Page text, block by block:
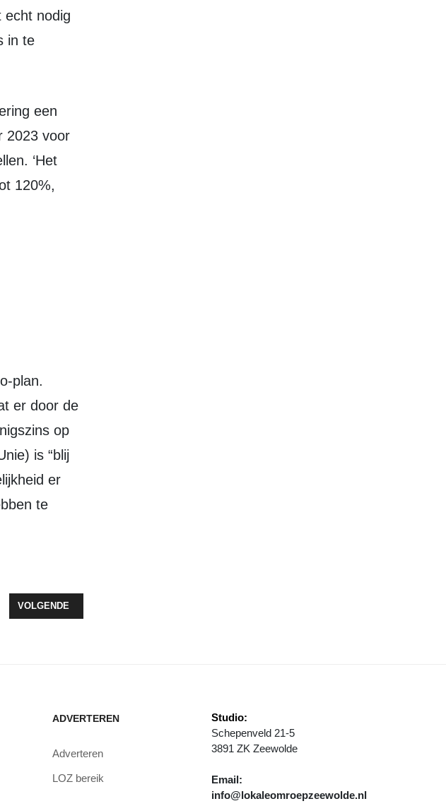
echt nodig
in te
2023 voor
‘Het
120%,
plan.
er door de
op
is “blij
er
te
EN PAS-MELDERS
VOLGENDE ARTIKEL: ONBEGRIP IN ‘VAK K’ OVER GEDWONGEN GESPREK MET
VOLGENDE
ADVERTEREN
Adverteren
LOZ bereik
Studio:
Schepenveld 21-5
3891 ZK Zeewolde
Email:
info@lokaleomroepzeewolde.nl